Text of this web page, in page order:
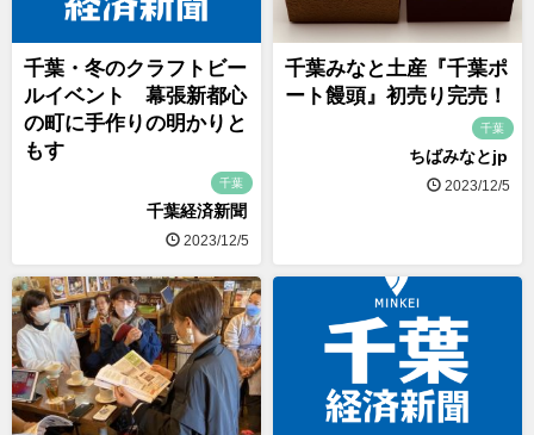
千葉・冬のクラフトビー
ルイベント 幕張新都心
の町に手作りの明かりと
もす
千葉
千葉経済新聞
2023/12/5
千葉みなと土産『千葉ポ
ート饅頭』初売り完売！
千葉
ちばみなとjp
2023/12/5